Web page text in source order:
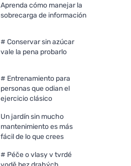
Aprenda cómo manejar la
sobrecarga de información
# Conservar sin azúcar
vale la pena probarlo
# Entrenamiento para
personas que odian el
ejercicio clásico
Un jardín sin mucho
mantenimiento es más
fácil de lo que crees
# Péče o vlasy v tvrdé